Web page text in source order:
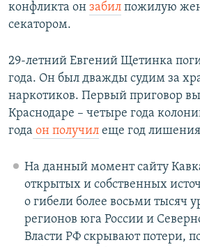
конфликта он забил пожилую
секатором.
29-летний Евгений Щетинка
года. Он был дважды судим за
наркотиков. Первый приговор
Краснодаре – четыре года
года он получил еще год
На данный момент сайту
открытых и собственных
о гибели более восьми тысяч
регионов юга России и
Власти РФ скрывают потери,